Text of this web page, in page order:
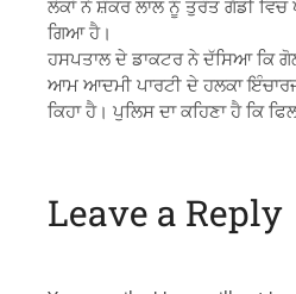
ਲੋਕਾਂ ਨੇ ਸ਼ੰਕਰ ਲਾਲ ਨੂੰ ਤੁਰੰਤ ਗੱਡੀ
ਗਿਆ ਹੈ।
ਹਸਪਤਾਲ ਦੇ ਡਾਕਟਰ ਨੇ ਦੱਸਿਆ ਕਿ
ਆਮ ਆਦਮੀ ਪਾਰਟੀ ਦੇ ਹਲਕਾ
ਕਿਹਾ ਹੈ। ਪੁਲਿਸ ਦਾ ਕਹਿਣਾ ਹੈ ਕਿ
Leave a Reply